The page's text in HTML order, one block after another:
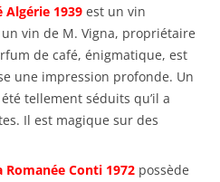
Algérie 1939 est un vin
vin de M. Vigna, propriétaire
de café, énigmatique, est
une impression profonde. Un
tellement séduits qu’il a
Il est magique sur des
Romanée Conti 1972 possède